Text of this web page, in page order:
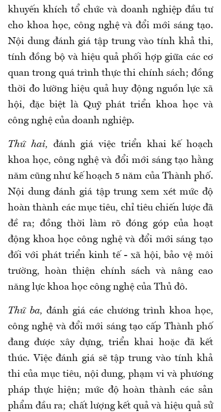
khuyến khích tổ chức và doanh nghiệp đầu tư
cho khoa học, công nghệ và đổi mới sáng tạo.
Nội dung đánh giá tập trung vào tính khả thi,
tính đồng bộ và hiệu quả phối hợp giữa các cơ
quan trong quá trình thực thi chính sách; đồng
thời đo lường hiệu quả huy động nguồn lực xã
hội, đặc biệt là Quỹ phát triển khoa học và
công nghệ của doanh nghiệp.
Thứ hai, đánh giá việc triển khai kế hoạch
khoa học, công nghệ và đổi mới sáng tạo hằng
năm cũng như kế hoạch 5 năm của Thành phố.
Nội dung đánh giá tập trung xem xét mức độ
hoàn thành các mục tiêu, chỉ tiêu chiến lược đã
đề ra; đồng thời làm rõ đóng góp của hoạt
động khoa học công nghệ và đổi mới sáng tạo
đối với phát triển kinh tế - xã hội, bảo vệ môi
trường, hoàn thiện chính sách và nâng cao
năng lực khoa học công nghệ của Thủ đô.
Thứ ba, đánh giá các chương trình khoa học,
công nghệ và đổi mới sáng tạo cấp Thành phố
đang được xây dựng, triển khai hoặc đã kết
thúc. Việc đánh giá sẽ tập trung vào tính khả
thi của mục tiêu, nội dung, phạm vi và phương
pháp thực hiện; mức độ hoàn thành các sản
phẩm đầu ra; chất lượng kết quả và hiệu quả sử